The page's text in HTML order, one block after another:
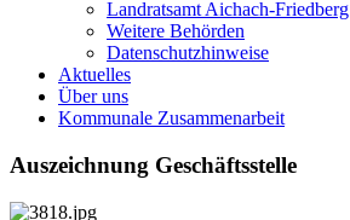
Landratsamt Aichach-Friedberg
Weitere Behörden
Datenschutzhinweise
Aktuelles
Über uns
Kommunale Zusammenarbeit
Auszeichnung Geschäftsstelle